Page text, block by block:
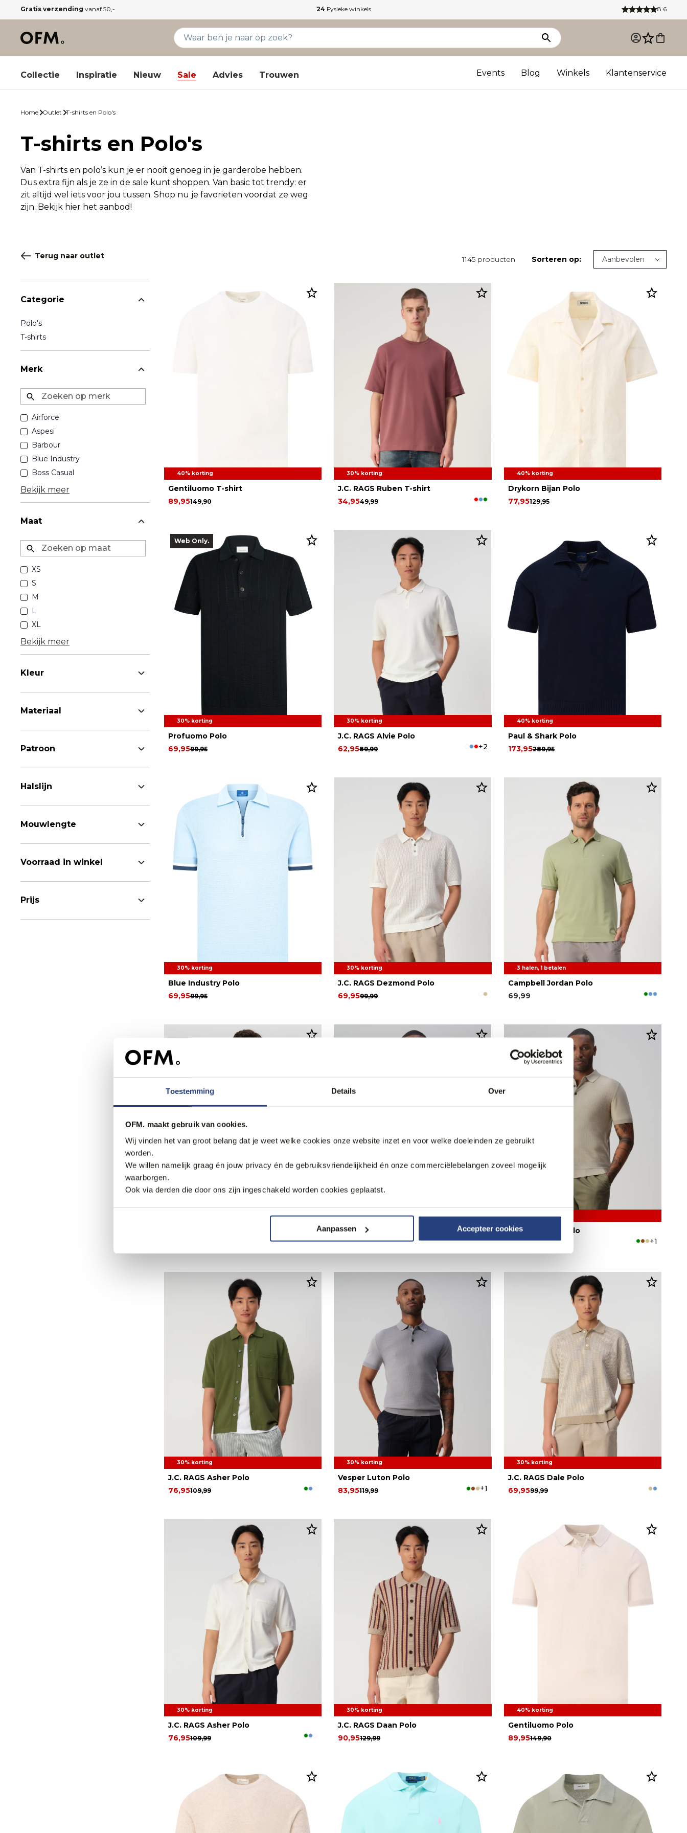
Toestemming Details Over
OFM. maakt gebruik van cookies.
Wij vinden het van groot belang dat je weet welke cookies onze website inzet en voor welke doeleinden ze gebruikt
worden.
We willen namelijk graag én jouw privacy én de gebruiksvriendelijkheid én onze commerciëlebelangen zoveel mogelijk
waarborgen.
Ook via derden die door ons zijn ingeschakeld worden cookies geplaatst.
Aanpassen Accepteer cookies
Gratis verzending vanaf 50,- 24 Fysieke winkels 8.6
Collectie Inspiratie Nieuw Sale Advies Trouwen Events Blog Winkels Klantenservice
Home Outlet T-shirts en Polo's
T-shirts en Polo's
Van T-shirts en polo’s kun je er nooit genoeg in je garderobe hebben.
Dus extra fijn als je ze in de sale kunt shoppen. Van basic tot trendy: er
zit altijd wel iets voor jou tussen. Shop nu je favorieten voordat ze weg
zijn. Bekijk hier het aanbod!
Terug naar outlet Sorteren op:
1145 producten
Categorie
Polo's
T-shirts
Merk
Zoeken op merk
Airforce
Aspesi
Barbour
Blue Industry
Boss Casual
Bekijk meer
Maat
Zoeken op maat
XS
S
M
L
XL
Bekijk meer
Kleur
Materiaal
Patroon
Halslijn
Mouwlengte
Voorraad in winkel
Prijs
40% korting
Gentiluomo T-shirt
149,90
89,95
30% korting
J.C. RAGS Ruben T-shirt
49,99
34,95
40% korting
Drykorn Bijan Polo
129,95
77,95
Web Only.
30% korting
Profuomo Polo
99,95
69,95
30% korting
J.C. RAGS Alvie Polo
89,99
62,95 +2
40% korting
Paul & Shark Polo
289,95
173,95
30% korting
Blue Industry Polo
99,95
69,95
30% korting
J.C. RAGS Dezmond Polo
99,99
69,95
3 halen, 1 betalen
Campbell Jordan Polo
69,99
30% korting
Vesper Luton Polo
119,99
83,95 +1
30% korting
Vesper Luton Polo
83,95 +1
30% korting
J.C. RAGS Asher Polo
109,99
76,95
30% korting
Vesper Luton Polo
119,99
83,95 +1
30% korting
J.C. RAGS Dale Polo
99,99
69,95
30% korting
J.C. RAGS Asher Polo
109,99
76,95
30% korting
J.C. RAGS Daan Polo
129,99
90,95
40% korting
Gentiluomo Polo
149,90
89,95